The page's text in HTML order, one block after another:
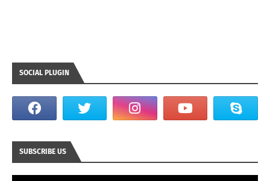
SOCIAL PLUGIN
SUBSCRIBE US